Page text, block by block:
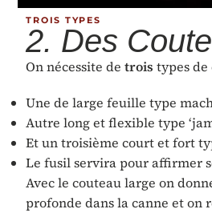
TROIS TYPES
2. Des
On nécessite detrois types de
Une de large feuille type
Autre long et flexible type
Et un troisième court et fort
Le fusil servira pour affirmer
Avec le couteau large on
profonde dans la canne et on